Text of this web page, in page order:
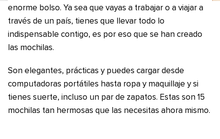
enorme bolso. Ya sea que vayas a trabajar o a viajar a
través de un país, tienes que llevar todo lo
indispensable contigo, es por eso que se han creado
las mochilas.
Son elegantes, prácticas y puedes cargar desde
computadoras portátiles hasta ropa y maquillaje y si
tienes suerte, incluso un par de zapatos. Estas son 15
mochilas tan hermosas que las necesitas ahora mismo.